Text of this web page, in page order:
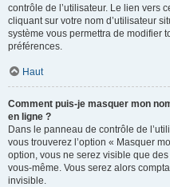
contrôle de l’utilisateur. Le lien vers
cliquant sur votre nom d’utilisateur
système vous permettra de modifier
préférences.
Haut
Comment puis-je masquer mon
en ligne ?
Dans le panneau de contrôle de
vous trouverez l’option « Masquer
option, vous ne serez visible que
vous-même. Vous serez alors
invisible.